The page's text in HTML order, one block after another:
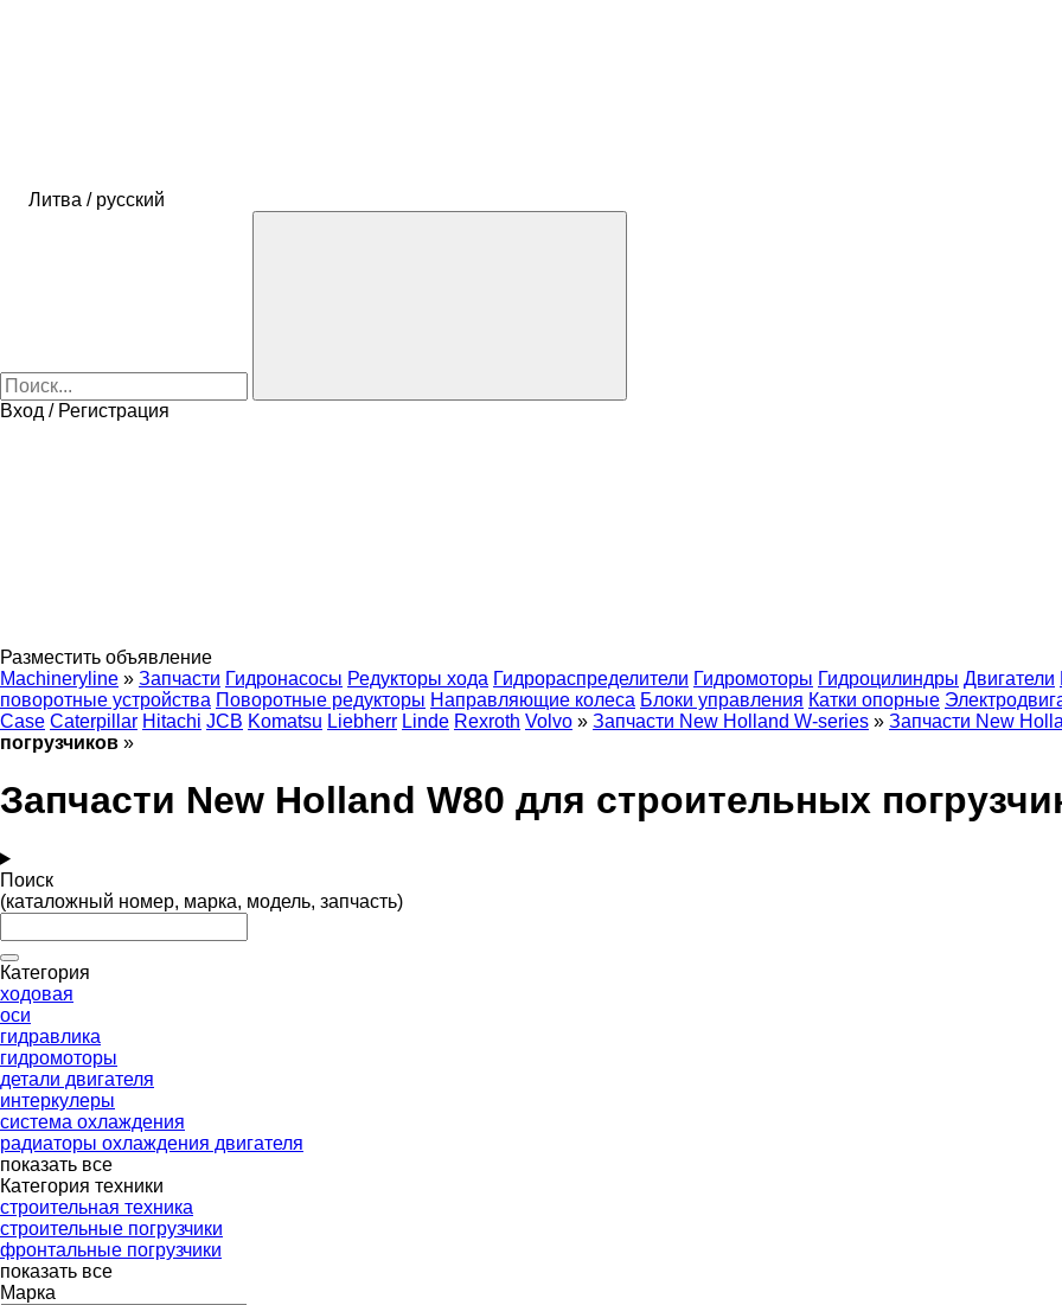
Литва / русский
Вход / Регистрация
Разместить объявление
Machineryline » Запчасти Гидронасосы Редукторы хода Гидрораспределители Гидромоторы Гидроцилиндры Двигатели
поворотные устройства Поворотные редукторы Направляющие колеса Блоки управления Катки опорные
Case Caterpillar Hitachi JCB Komatsu Liebherr Linde Rexroth Volvo » Запчасти New Holland W-series » Запчасти New
погрузчиков »
Запчасти New Holland W80 для строительных
Поиск
(каталожный номер, марка, модель, запчасть)
Категория
ходовая
оси
гидравлика
гидромоторы
детали двигателя
интеркулеры
система охлаждения
радиаторы охлаждения двигателя
показать все
Категория техники
строительная техника
строительные погрузчики
фронтальные погрузчики
показать все
Марка